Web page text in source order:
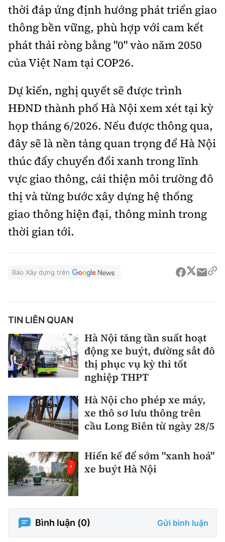
thời đáp ứng định hướng phát triển giao
thông bền vững, phù hợp với cam kết
phát thải ròng bằng "0" vào năm 2050
của Việt Nam tại COP26.
Dự kiến, nghị quyết sẽ được trình
HĐND thành phố Hà Nội xem xét tại kỳ
họp tháng 6/2026. Nếu được thông qua,
đây sẽ là nền tảng quan trọng để Hà Nội
thúc đẩy chuyển đổi xanh trong lĩnh
vực giao thông, cải thiện môi trường đô
thị và từng bước xây dựng hệ thống
giao thông hiện đại, thông minh trong
thời gian tới.
Báo Xây dựng trên
TIN LIÊN QUAN
Hà Nội tăng tần suất hoạt
động xe buýt, đường sắt đô
thị phục vụ kỳ thi tốt
nghiệp THPT
Hà Nội cho phép xe máy,
xe thô sơ lưu thông trên
cầu Long Biên từ ngày 28/5
Hiến kế để sớm "xanh hoá"
xe buýt Hà Nội
Bình luận (0) Gửi bình luận